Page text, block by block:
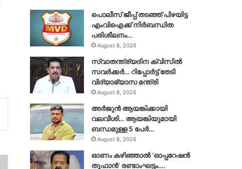
പൊലീസ് ജീപ്പ് തടഞ്ഞ് പിഴയിട്ട
എംവിഐക്ക് നിർബന്ധിത
പരിശീലനം…
August 8, 2026
സ്വാതന്ത്ര്യദിന ക്വിസിൽ
സവർക്കർ… റിപ്പോർട്ട് തേടി
വിദ്യാഭ്യാസ മന്ത്രി
August 8, 2026
അർജുൻ ആയങ്കിക്കായി
വലവീശി… ആയങ്കിയുമായി
ബന്ധമുള്ള 5 പേർ…
August 8, 2026
ഓണം കഴിഞ്ഞാൽ ‘ഓപ്പറേഷൻ
തൂഫാൻ’ രണ്ടാംഘട്ടം….